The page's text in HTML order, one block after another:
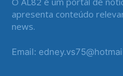
apresenta conteúdo
news.
Email: